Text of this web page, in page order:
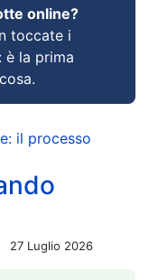
online?
toccate i
è la prima
il processo
27 Luglio 2026